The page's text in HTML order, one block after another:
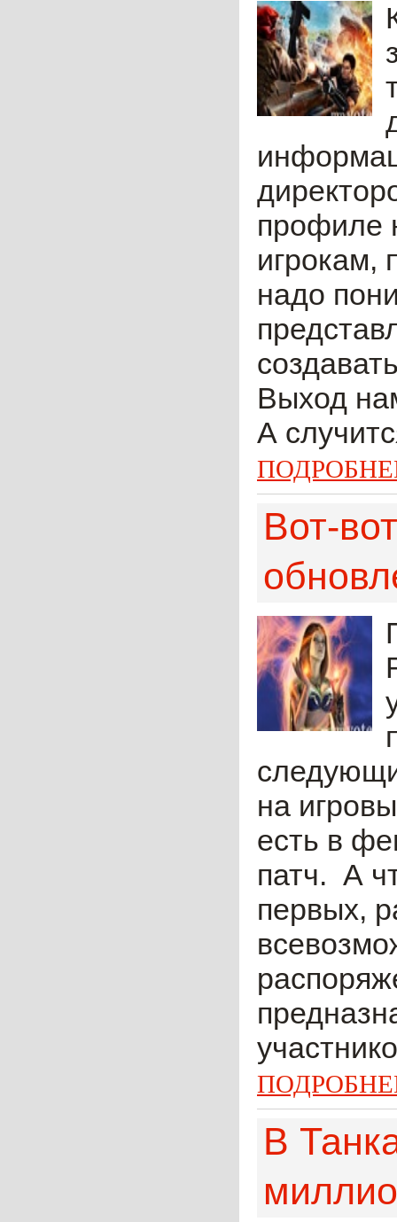
профиле
игрокам,
надо
Выход
А
Вот-
на
есть в
патч. А
первых,
В